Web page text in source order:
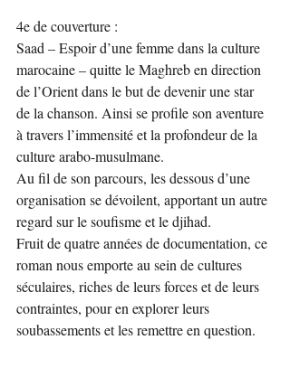
4e de couverture :
Saad – Espoir d’une femme dans la culture
marocaine – quitte le Maghreb en direction
de l’Orient dans le but de devenir une star
de la chanson. Ainsi se profile son aventure
à travers l’immensité et la profondeur de la
culture arabo-musulmane.
Au fil de son parcours, les dessous d’une
organisation se dévoilent, apportant un autre
regard sur le soufisme et le djihad.
Fruit de quatre années de documentation, ce
roman nous emporte au sein de cultures
séculaires, riches de leurs forces et de leurs
contraintes, pour en explorer leurs
soubassements et les remettre en question.